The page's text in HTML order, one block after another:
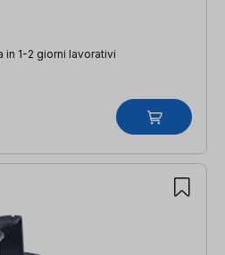
in 1-2 giorni lavorativi